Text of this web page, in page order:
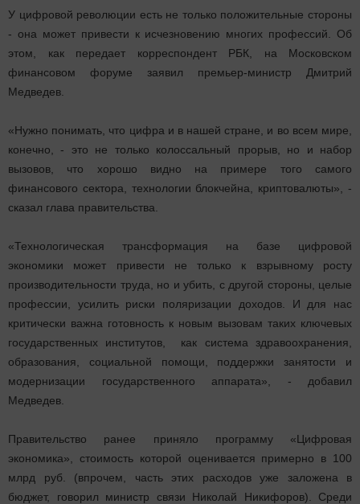
У цифровой революции есть не только положительные стороны
- она может привести к исчезновению многих профессий. Об
этом, как передает корреспондент РБК, на Московском
финансовом форуме заявил премьер-министр Дмитрий
Медведев.
«Нужно понимать, что цифра и в нашей стране, и во всем мире,
конечно, - это не только колоссальный прорыв, но и набор
вызовов, что хорошо видно на примере того самого
финансового сектора, технологии блокчейна, криптовалюты», -
сказал глава правительства.
«Технологическая трансформация на базе цифровой
экономики может привести не только к взрывному росту
производительности труда, но и убить, с другой стороны, целые
профессии, усилить риски поляризации доходов. И для нас
критически важна готовность к новым вызовам таких ключевых
государственных институтов, ​ как система здравоохранения,
образования, социальной помощи, поддержки занятости и
модернизации государственного аппарата», - добавил
Медведев.
Правительство ранее приняло программу «Цифровая
экономика», стоимость которой оценивается примерно в 100
млрд руб. (впрочем, часть этих расходов уже заложена в
бюджет, говорил министр связи Николай Никифоров). Среди